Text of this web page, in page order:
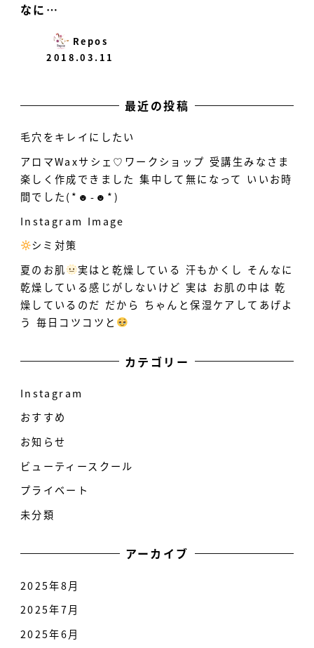
なに…
Repos
2018.03.11
最近の投稿
毛穴をキレイにしたい
アロマWaxサシェ♡ワークショップ 受講生みなさま
楽しく作成できました 集中して無になって いいお時
間でした(*☻-☻*)
Instagram Image
シミ対策
️ 夏のお肌 実はと乾燥している 汗もかくし そんなに
乾燥している感じがしないけど 実は お肌の中は 乾
燥しているのだ だから ちゃんと保湿ケアしてあげよ
う 毎日コツコツと
カテゴリー
Instagram
おすすめ
お知らせ
ビューティースクール
プライベート
未分類
アーカイブ
2025年8月
2025年7月
2025年6月